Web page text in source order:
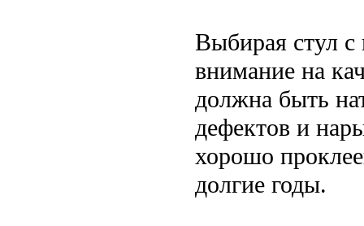
Выбирая стул с
внимание на
должна быть
дефектов и
хорошо
долгие годы.